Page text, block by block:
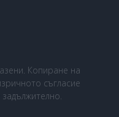
Копиране на
съгласие